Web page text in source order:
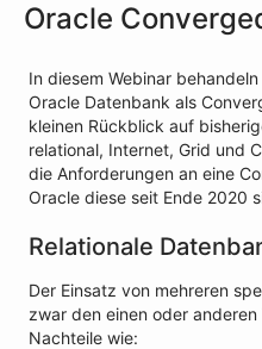
Oracle
In diesem Webinar
Oracle Datenbank als
kleinen Rückblick auf
relational, Internet, Grid und
die Anforderungen an eine
Oracle diese seit Ende 2020
Relationale
Der Einsatz von mehreren
zwar den einen oder
Nachteile wie: